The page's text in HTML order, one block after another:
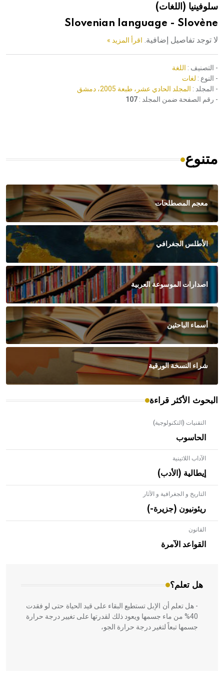
هيئة الموسوعة العربية تطلق موسوعات جديدة في عام 2026سلوفينيا (اللغات)
Slovenian language - Slovène
لا توجد تفاصيل إضافية. اقرأ المزيد »
- التصنيف : اللغة
- النوع : لغات
- المجلد : المجلد الحادي عشر، طبعة 2005، دمشق
- رقم الصفحة ضمن المجلد : 107
متنوع
معجم المصطلحات
الأطلس الجغرافي
اصدارات الموسوعة العربية
أسماء الباحثين
شراء النسخة الورقية
البحوث الأكثر قراءة
التقنيات (التكنولوجية)
الحاسوب
الآداب اللاتينية
إيطالية (الأدب)
التاريخ و الجغرافية و الآثار
ريئونيون (جزيرة-)
القانون
القواعد الآمرة
هل تعلم؟
- هل تعلم أن الأبلق نوع من الفنون الهندسية التي ارتبطت
بالعمارة الإسلامية في بلاد الشام ومصر خاصة، حيث يحرص
المعمار على بناء مداميكه وخاصة في الواجهات
- هل تعلم أن الإبل تستطيع البقاء على قيد الحياة حتى لو فقدت
40% من ماء جسمها ويعود ذلك لقدرتها على تغيير درجة حرارة
جسمها تبعاً لتغير درجة حرارة الجو،